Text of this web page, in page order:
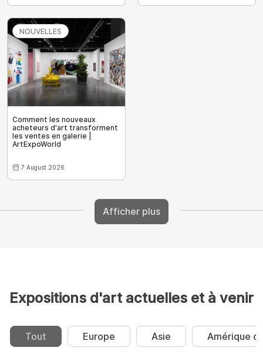
NOUVELLES
7 August 2026
Comment les nouveaux
acheteurs d'art transforment
les ventes en galerie |
ArtExpoWorld
Afficher plus
Expositions d'art actuelles et à venir
Tout Europe Asie Amérique